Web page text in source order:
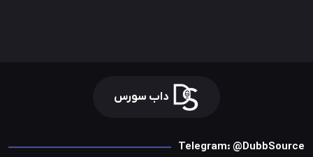
داب سورس
Telegram: @DubbSource